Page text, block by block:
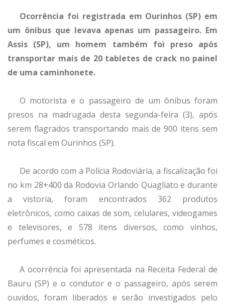
Ocorrência foi registrada em Ourinhos (SP) em
um ônibus que levava apenas um passageiro. Em
Assis (SP), um homem também foi preso após
transportar mais de 20 tabletes de crack no painel
de uma caminhonete.
O motorista e o passageiro de um ônibus foram
presos na madrugada desta segunda-feira (3), após
serem flagrados transportando mais de 900 itens sem
nota fiscal em Ourinhos (SP).
De acordo com a Polícia Rodoviária, a fiscalização foi
no km 28+400 da Rodovia Orlando Quagliato e durante
a vistoria, foram encontrados 362 produtos
eletrônicos, como caixas de som, celulares, videogames
e televisores, e 578 itens diversos, como vinhos,
perfumes e cosméticos.
A ocorrência foi apresentada na Receita Federal de
Bauru (SP) e o condutor e o passageiro, após serem
ouvidos, foram liberados e serão investigados pelo